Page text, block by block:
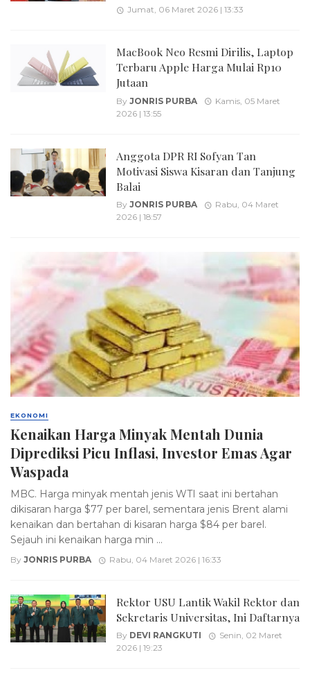
Jumat, 06 Maret 2026 | 13:33
MacBook Neo Resmi Dirilis, Laptop
Terbaru Apple Harga Mulai Rp10
Jutaan
By JONRIS PURBA
Kamis, 05 Maret
2026 | 13:55
Anggota DPR RI Sofyan Tan
Motivasi Siswa Kisaran dan Tanjung
Balai
By JONRIS PURBA
Rabu, 04 Maret
2026 | 18:57
EKONOMI
Kenaikan Harga Minyak Mentah Dunia
Diprediksi Picu Inflasi, Investor Emas Agar
Waspada
MBC. Harga minyak mentah jenis WTI saat ini bertahan
dikisaran harga $77 per barel, sementara jenis Brent alami
kenaikan dan bertahan di kisaran harga $84 per barel.
Sejauh ini kenaikan harga min ...
By JONRIS PURBA Rabu, 04 Maret 2026 | 16:33
Rektor USU Lantik Wakil Rektor dan
Sekretaris Universitas, Ini Daftarnya
By DEVI RANGKUTI
Senin, 02 Maret
2026 | 19:23